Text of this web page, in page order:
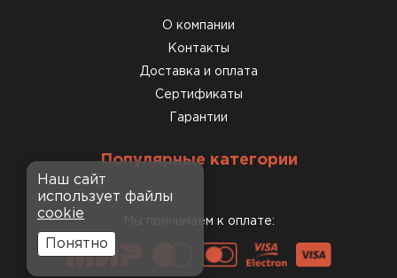
О компании
Контакты
Доставка и оплата
Сертификаты
Гарантии
Популярные категории
Мы принимаем к оплате:
Наш сайт
использует файлы
cookie
Понятно